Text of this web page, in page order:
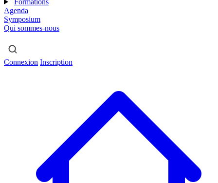
Formations
Agenda
Symposium
Qui sommes-nous
Connexion Inscription